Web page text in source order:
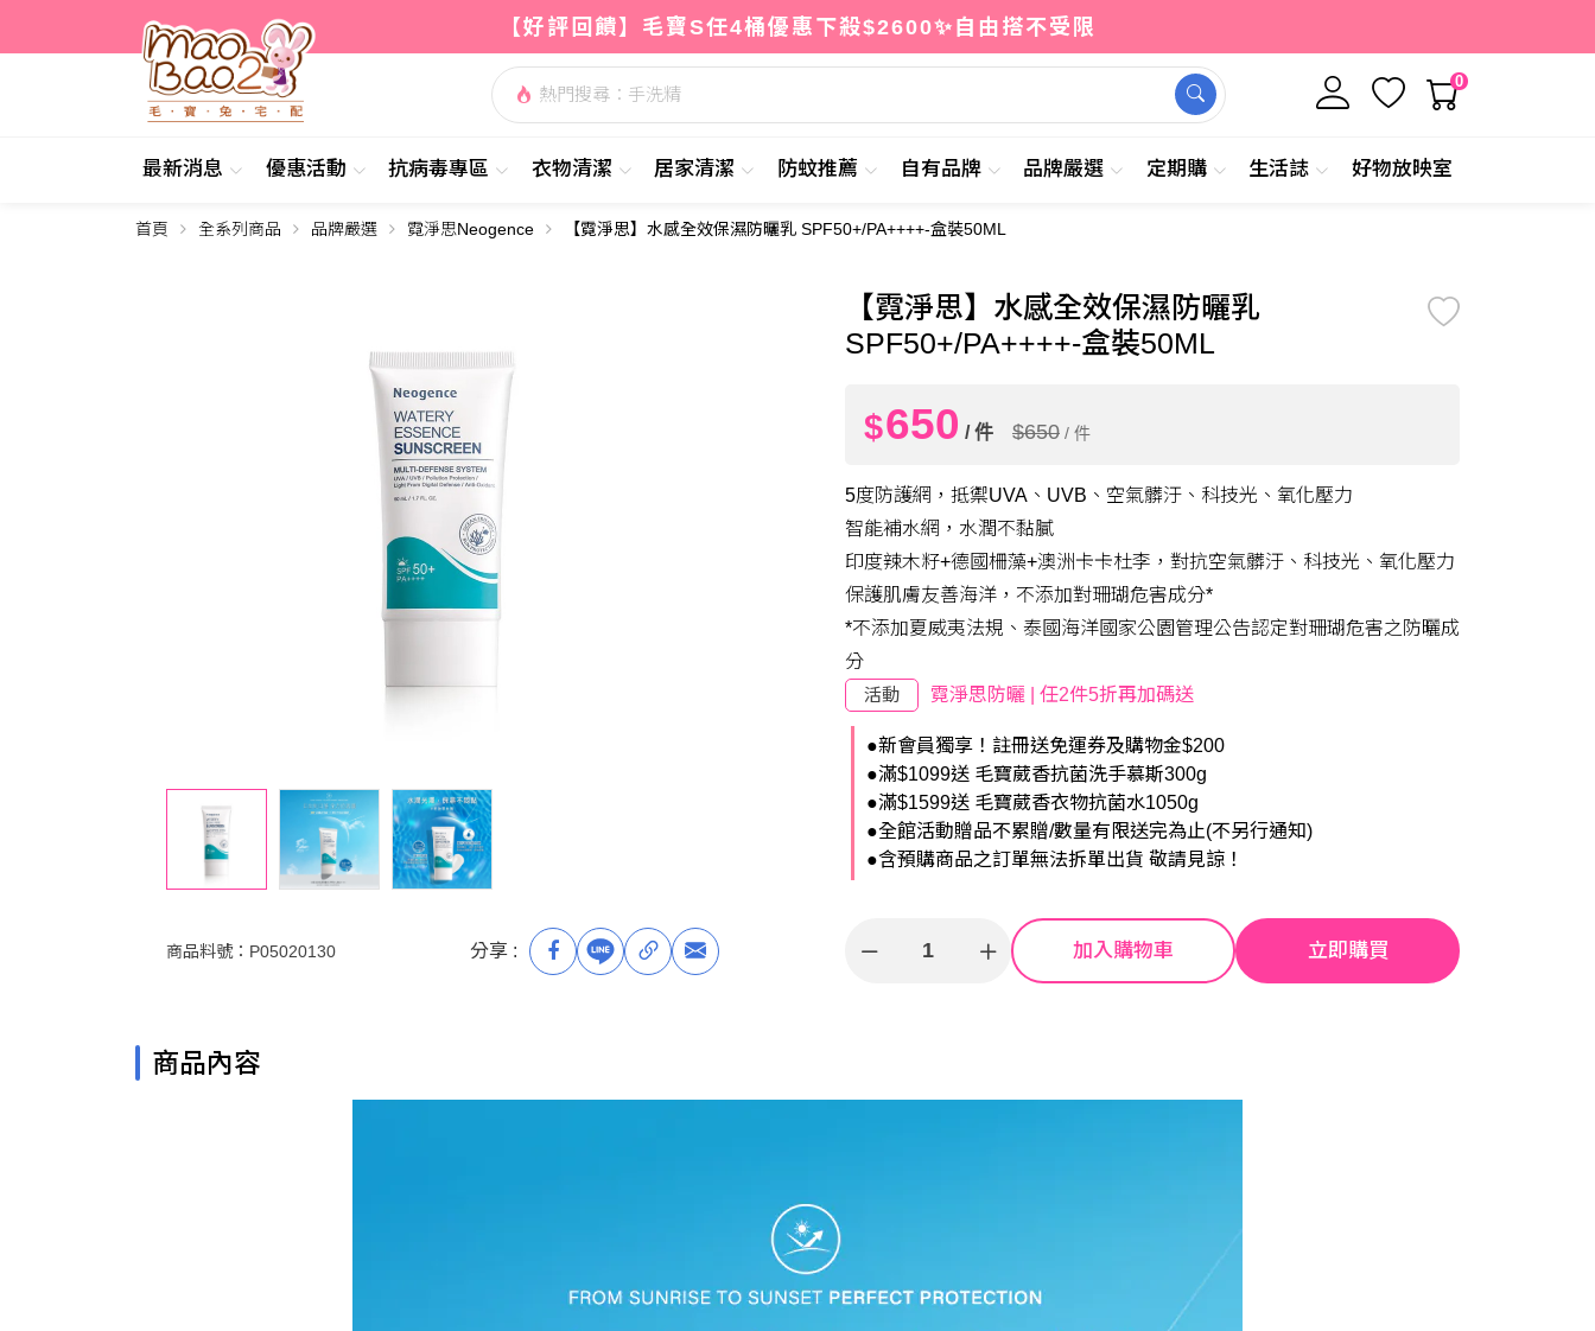
【好評回饋】毛寶S任4桶優惠下殺$2600✨自由搭不受限
熱門搜尋：手洗精
0
最新消息 優惠活動 抗病毒專區 衣物清潔 居家清潔 防蚊推薦 自有品牌 品牌嚴選 定期購 生活誌 好物放映室
650
首頁 全系列商品 品牌嚴選 霓淨思Neogence 【霓淨思】水感全效保濕防曬乳 SPF50+/PA++++-盒裝50ML
商品料號： P05020130 分享 :
【霓淨思】水感全效保濕防曬乳
SPF50+/PA++++-盒裝50ML
$650 / 件 $650 / 件
5度防護網，抵禦UVA、UVB、空氣髒汙、科技光、氧化壓力
智能補水網，水潤不黏膩
印度辣木籽+德國柵藻+澳洲卡卡杜李，對抗空氣髒汙、科技光、氧化壓力
保護肌膚友善海洋，不添加對珊瑚危害成分*
*不添加夏威夷法規、泰國海洋國家公園管理公告認定對珊瑚危害之防曬成
分
活動
霓淨思防曬 | 任2件5折再加碼送
●新會員獨享！註冊送免運券及購物金$200
●滿$1099送 毛寶葳香抗菌洗手慕斯300g
●滿$1599送 毛寶葳香衣物抗菌水1050g
●全館活動贈品不累贈/數量有限送完為止(不另行通知)
●含預購商品之訂單無法拆單出貨 敬請見諒！
加入購物車 立即購買
商品內容